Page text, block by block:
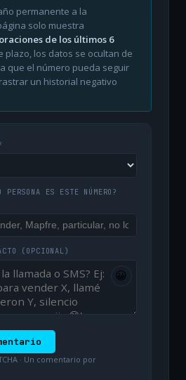
permanente a la
solo muestra
de los últimos 6
plazo, los datos se ocultan de
que el número pueda seguir
un historial negativo
PERSONA ES ESTE NÚMERO?
(OPCIONAL)
😀
· Un comentario por